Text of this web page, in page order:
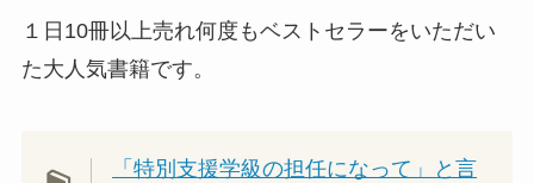
１日10冊以上売れ何度もベストセラーをいただい
た大人気書籍です。
「特別支援学級の担任になって」と言